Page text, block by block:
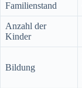
Familienstand
Anzahl der
Kinder
Bildung